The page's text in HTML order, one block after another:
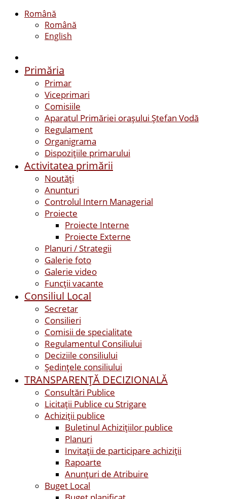
Română
Română
English
Primăria
Primar
Viceprimari
Comisiile
Aparatul Primăriei orașului Ștefan Vodă
Regulament
Organigrama
Dispozițiile primarului
Activitatea primării
Noutăți
Anunturi
Controlul Intern Managerial
Proiecte
Proiecte Interne
Proiecte Externe
Planuri / Strategii
Galerie foto
Galerie video
Funcții vacante
Consiliul Local
Secretar
Consilieri
Comisii de specialitate
Regulamentul Consiliului
Deciziile consiliului
Ședințele consiliului
TRANSPARENȚĂ DECIZIONALĂ
Consultări Publice
Licitații Publice cu Strigare
Achiziţii publice
Buletinul Achizițiilor publice
Planuri
Invitaţii de participare achiziții
Rapoarte
Anunțuri de Atribuire
Buget Local